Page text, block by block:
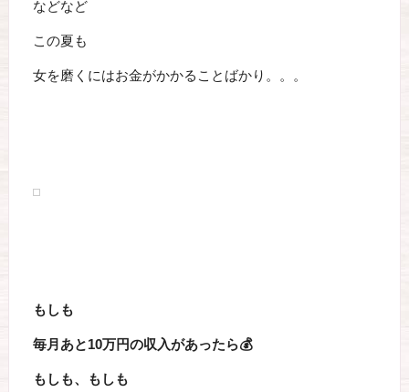
などなど
この夏も
女を磨くにはお金がかかることばかり。。。
もしも
毎月あと10万円の収入があったら💰
もしも、もしも